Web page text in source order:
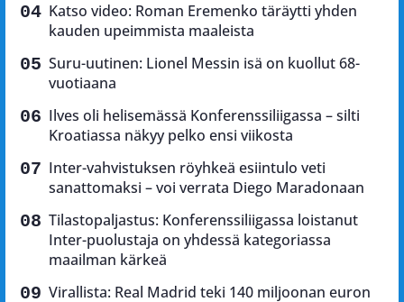
Katso video: Roman Eremenko täräytti yhden
kauden upeimmista maaleista
Suru-uutinen: Lionel Messin isä on kuollut 68-
vuotiaana
Ilves oli helisemässä Konferenssiliigassa – silti
Kroatiassa näkyy pelko ensi viikosta
Inter-vahvistuksen röyhkeä esiintulo veti
sanattomaksi – voi verrata Diego Maradonaan
Tilastopaljastus: Konferenssiliigassa loistanut
Inter-puolustaja on yhdessä kategoriassa
maailman kärkeä
Virallista: Real Madrid teki 140 miljoonan euron